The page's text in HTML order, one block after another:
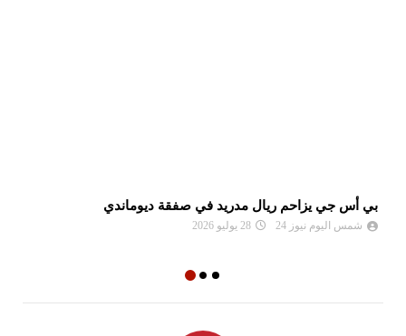
بي أس جي يزاحم ريال مدريد في صفقة ديوماندي
شمس اليوم نيوز 24 28 يوليو 2026